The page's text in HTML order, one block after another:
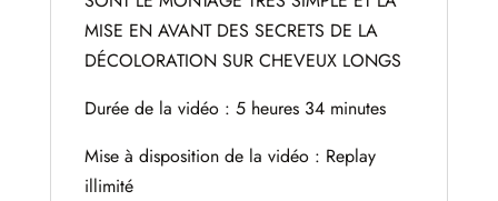
MISE EN AVANT DES SECRETS DE LA
DÉCOLORATION SUR CHEVEUX LONGS
Durée de la vidéo : 5 heures 34 minutes
Mise à disposition de la vidéo : Replay
illimité